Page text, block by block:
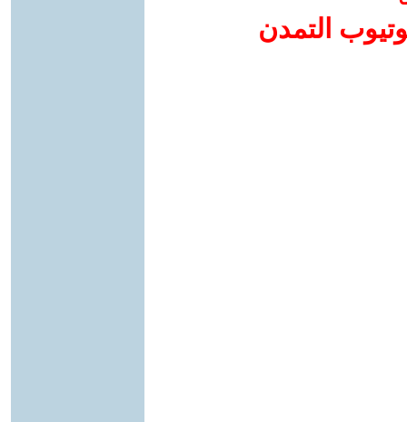
التمدن